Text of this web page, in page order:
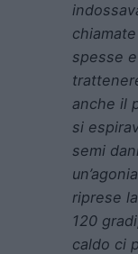
spesse
anche il
si
semi
riprese
120
caldo ci